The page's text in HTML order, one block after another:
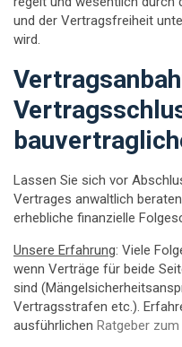
und der Vertragsfreiheit
wird.
Lassen Sie sich vor
Vertrages anwaltlich
erhebliche finanzielle
Unsere Erfahrung: Viele
wenn Verträge für beide
sind
Vertragsstrafen etc.).
ausführlichen Ratgeber